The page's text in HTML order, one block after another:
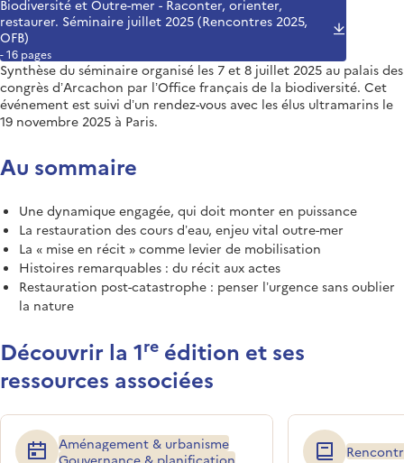
Biodiversité et Outre-mer - Raconter, orienter,
restaurer. Séminaire juillet 2025 (Rencontres 2025,
OFB)
- 16 pages
Synthèse du séminaire organisé les 7 et 8 juillet 2025 au palais des
congrès d’Arcachon par l’Office français de la biodiversité. Cet
événement est suivi d’un rendez-vous avec les élus ultramarins le
19 novembre 2025 à Paris.
Au sommaire
Une dynamique engagée, qui doit monter en puissance
La restauration des cours d’eau, enjeu vital outre-mer
La « mise en récit » comme levier de mobilisation
Histoires remarquables : du récit aux actes
Restauration post-catastrophe : penser l’urgence sans oublier
la nature
Découvrir la 1re édition et ses
ressources associées
Aménagement & urbanisme
Gouvernance & planification